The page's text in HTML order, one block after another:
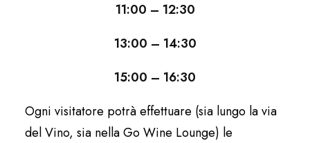
11:00 – 12:30
13:00 – 14:30
15:00 – 16:30
Ogni visitatore potrà effettuare (sia lungo la via
del Vino, sia nella Go Wine Lounge) le